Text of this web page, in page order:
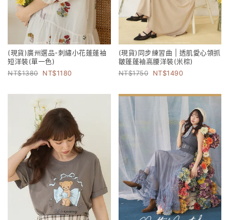
(現貨)廣州選品-刺繡小花蓬蓬袖
短洋裝(單一色)
1380
1180
(現貨)同步練習曲 | 透肌愛心領抓
皺蓬蓬袖高腰洋裝(米棕)
1750
1490